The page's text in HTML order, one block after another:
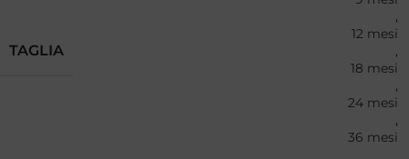
TAGLIA
,
12 mesi
,
18 mesi
,
24 mesi
,
36 mesi